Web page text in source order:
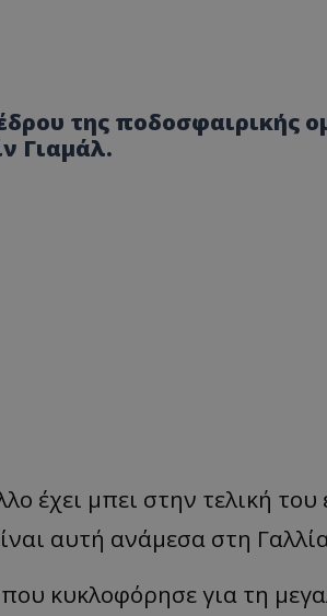
της ποδοσφαιρικής
Γιαμάλ.
έχει μπει στην τελική
αυτή ανάμεσα στη
κυκλοφόρησε για τη